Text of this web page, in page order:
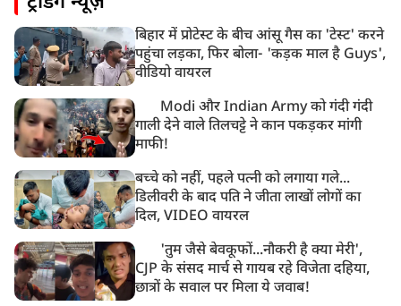
बिहार में प्रोटेस्ट के बीच आंसू गैस का 'टेस्ट' करने
पहुंचा लड़का, फिर बोला- 'कड़क माल है Guys',
वीडियो वायरल
Modi और Indian Army को गंदी गंदी
गाली देने वाले तिलचट्टे ने कान पकड़कर मांगी
माफी!
बच्चे को नहीं, पहले पत्नी को लगाया गले...
डिलीवरी के बाद पति ने जीता लाखों लोगों का
दिल, VIDEO वायरल
'तुम जैसे बेवकूफों...नौकरी है क्या मेरी',
CJP के संसद मार्च से गायब रहे विजेता दहिया,
छात्रों के सवाल पर मिला ये जवाब!